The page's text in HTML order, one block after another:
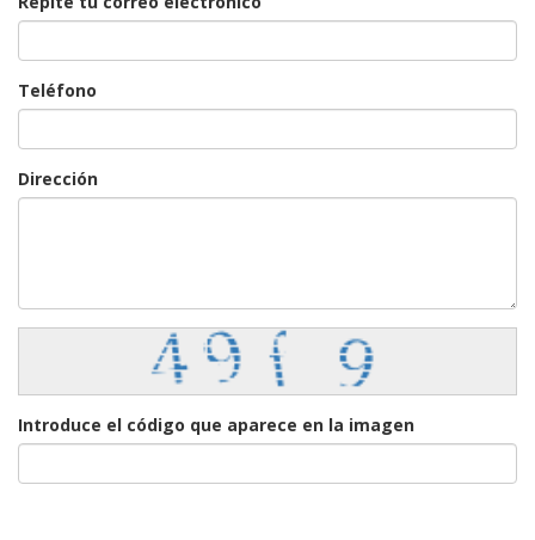
Teléfono
Dirección
Introduce el código que aparece en la imagen